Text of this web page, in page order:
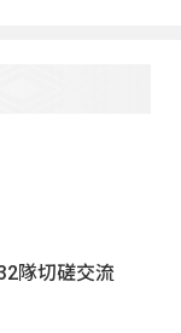
隊切磋交流